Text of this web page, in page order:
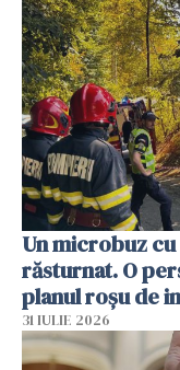
Un microbuz
răsturnat. O
planul roșu de
31 IULIE 2026